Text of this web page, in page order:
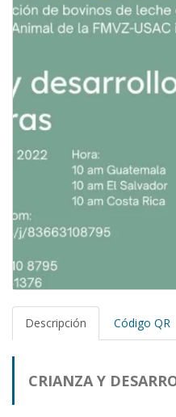
Descripción Código QR
CRIANZA Y